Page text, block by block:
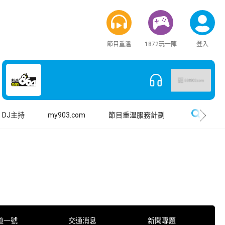
節目重溫 1872玩一陣 登入
DJ主持 my903.com 節目重溫服務計劃
一號 交通消息 新聞專題